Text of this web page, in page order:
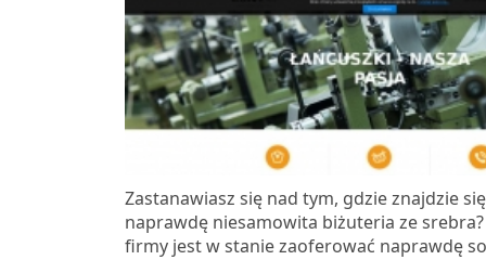
Zastanawiasz się nad tym, gdzie znajdzie
naprawdę niesamowita biżuteria ze
firmy jest w stanie zaoferować naprawdę